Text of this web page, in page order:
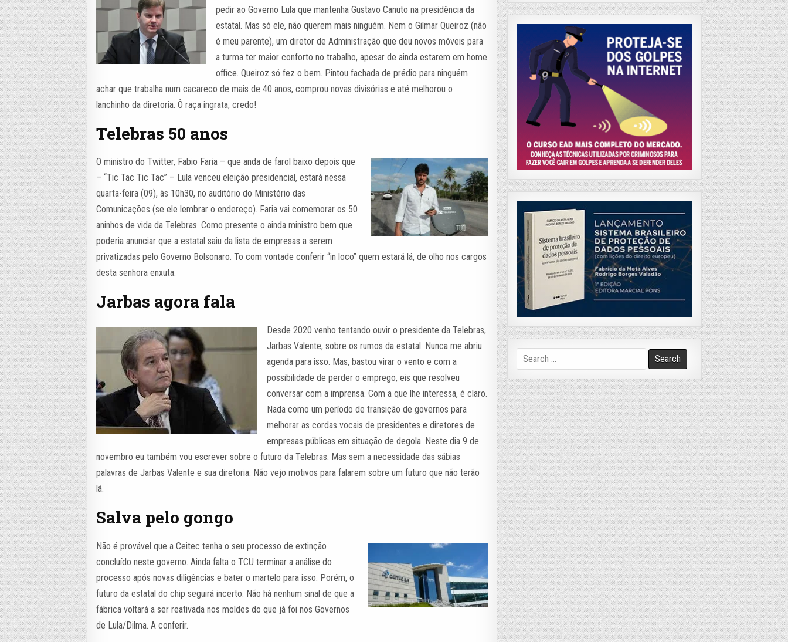
pedir ao Governo Lula que mantenha Gustavo Canuto na presidência da
estatal. Mas só ele, não querem mais ninguém. Nem o Gilmar Queiroz (não
é meu parente), um diretor de Administração que deu novos móveis para
a turma ter maior conforto no trabalho, apesar de ainda estarem em home
office. Queiroz só fez o bem. Pintou fachada de prédio para ninguém
achar que trabalha num cacareco de mais de 40 anos, comprou novas divisórias e até melhorou o
lanchinho da diretoria. Ô raça ingrata, credo!
Telebras 50 anos
O ministro do Twitter, Fabio Faria – que anda de farol baixo depois que
– “Tic Tac Tic Tac” – Lula venceu eleição presidencial, estará nessa
quarta-feira (09), às 10h30, no auditório do Ministério das
Comunicações (se ele lembrar o endereço). Faria vai comemorar os 50
aninhos de vida da Telebras. Como presente o ainda ministro bem que
poderia anunciar que a estatal saiu da lista de empresas a serem
privatizadas pelo Governo Bolsonaro. To com vontade conferir “in loco” quem estará lá, de olho nos cargos
desta senhora enxuta.
Jarbas agora fala
Desde 2020 venho tentando ouvir o presidente da Telebras,
Jarbas Valente, sobre os rumos da estatal. Nunca me abriu
agenda para isso. Mas, bastou virar o vento e com a
possibilidade de perder o emprego, eis que resolveu
conversar com a imprensa. Com a que lhe interessa, é claro.
Nada como um período de transição de governos para
melhorar as cordas vocais de presidentes e diretores de
empresas públicas em situação de degola. Neste dia 9 de
novembro eu também vou escrever sobre o futuro da Telebras. Mas sem a necessidade das sábias
palavras de Jarbas Valente e sua diretoria. Não vejo motivos para falarem sobre um futuro que não terão
lá.
Salva pelo gongo
Não é provável que a Ceitec tenha o seu processo de extinção
concluído neste governo. Ainda falta o TCU terminar a análise do
processo após novas diligências e bater o martelo para isso. Porém, o
futuro da estatal do chip seguirá incerto. Não há nenhum sinal de que a
fábrica voltará a ser reativada nos moldes do que já foi nos Governos
de Lula/Dilma. A conferir.
Search
for: